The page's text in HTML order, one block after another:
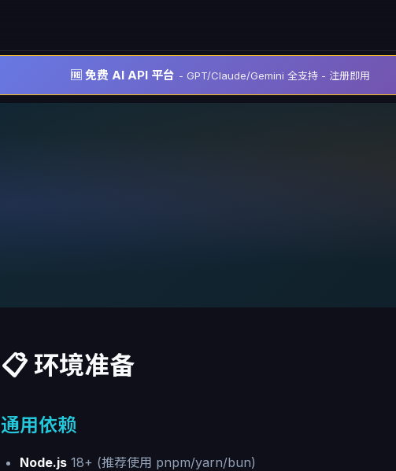
🆓 免费 AI API 平台 - GPT/Claude/Gemini 全支持 - 注册即用
📋 环境准备
通用依赖
Node.js 18+ (推荐使用 pnpm/yarn/bun)